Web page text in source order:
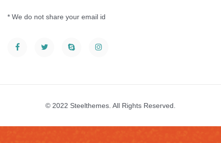
* We do not share your email id
© 2022 Steelthemes. All Rights Reserved.